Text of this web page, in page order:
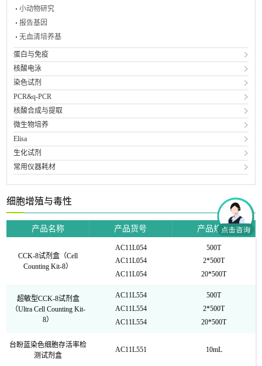
小动物研究
报告基因
无血清培养基
蛋白与免疫
核酸电泳
染色试剂
PCR&q-PCR
核酸合成与提取
微生物培养
Elisa
生化试剂
常用仪器耗材
细胞增殖与毒性
产品名称 产品货号 产品规格
CCK-8试剂盒（Cell
Counting Kit-8）
AC11L054
AC11L054
AC11L054
500T
2*500T
20*500T
超敏型CCK-8试剂盒
（Ultra Cell Counting Kit-
8）
AC11L554
AC11L554
AC11L554
500T
2*500T
20*500T
台盼蓝染色细胞存活率检
测试剂盒
AC11L551 10mL